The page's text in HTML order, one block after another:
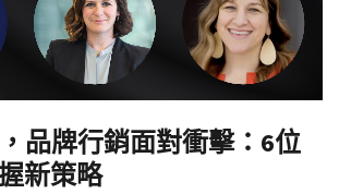
品牌行銷面對衝擊：6位
新策略